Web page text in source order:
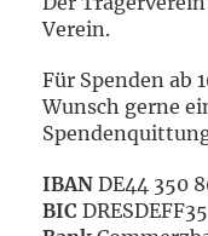
Verein.
Für Spenden ab
Wunsch gerne
IBAN DE44 350
BIC